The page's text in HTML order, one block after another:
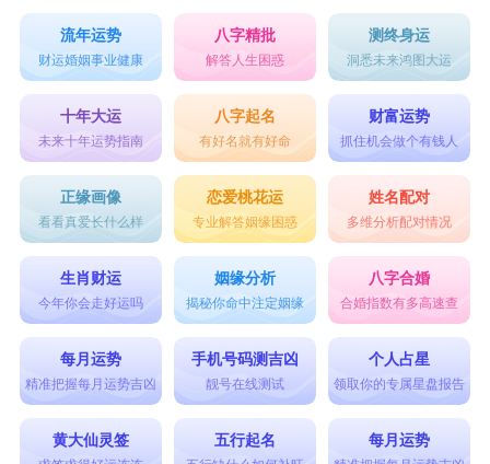
流年运势
财运婚姻事业健康
八字精批
解答人生困惑
测终身运
洞悉未来鸿图大运
十年大运
未来十年运势指南
八字起名
有好名就有好命
财富运势
抓住机会做个有钱人
正缘画像
看看真爱长什么样
恋爱桃花运
专业解答姻缘困惑
姓名配对
多维分析配对情况
生肖财运
今年你会走好运吗
姻缘分析
揭秘你命中注定姻缘
八字合婚
合婚指数有多高速查
每月运势
精准把握每月运势吉凶
手机号码测吉凶
靓号在线测试
个人占星
领取你的专属星盘报告
黄大仙灵签 五行起名 每月运势